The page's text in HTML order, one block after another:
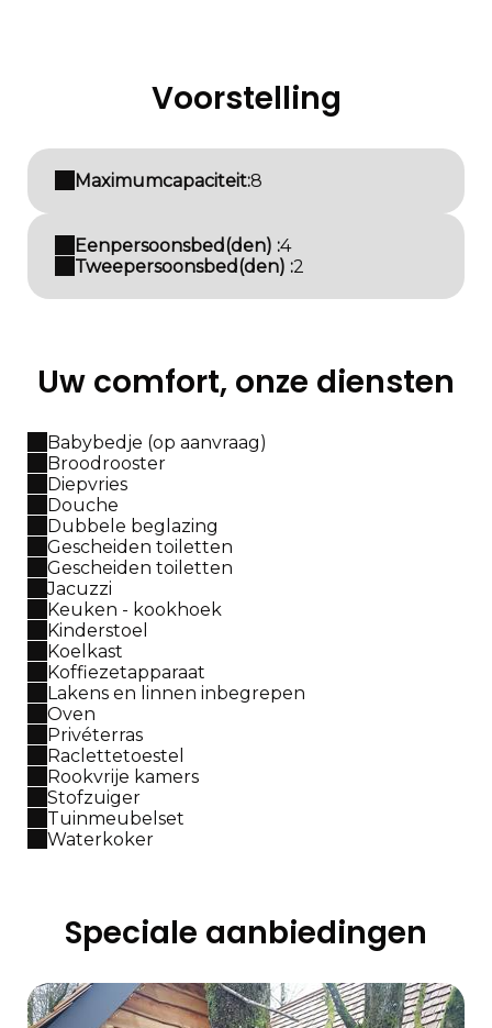
Voorstelling
Maximumcapaciteit:8
Eenpersoonsbed(den) :4
Tweepersoonsbed(den) :2
Uw comfort, onze diensten
Babybedje (op aanvraag)
Broodrooster
Diepvries
Douche
Dubbele beglazing
Gescheiden toiletten
Gescheiden toiletten
Jacuzzi
Keuken - kookhoek
Kinderstoel
Koelkast
Koffiezetapparaat
Lakens en linnen inbegrepen
Oven
Privéterras
Raclettetoestel
Rookvrije kamers
Stofzuiger
Tuinmeubelset
Waterkoker
Speciale aanbiedingen